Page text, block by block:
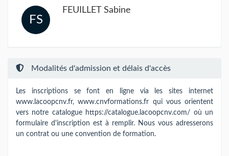
FS
FEUILLET Sabine
Modalités d'admission et délais d'accès
Les inscriptions se font en ligne via les sites internet
www.lacoopcnv.fr, www.cnvformations.fr qui vous orientent
vers notre catalogue https://catalogue.lacoopcnv.com/ où un
formulaire d'inscription est à remplir. Nous vous adresserons
un contrat ou une convention de formation.